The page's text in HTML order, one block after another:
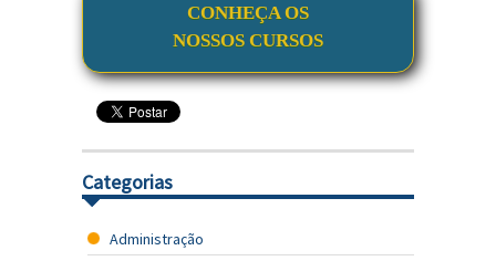
CONHEÇA OS
NOSSOS CURSOS
Categorias
Administração